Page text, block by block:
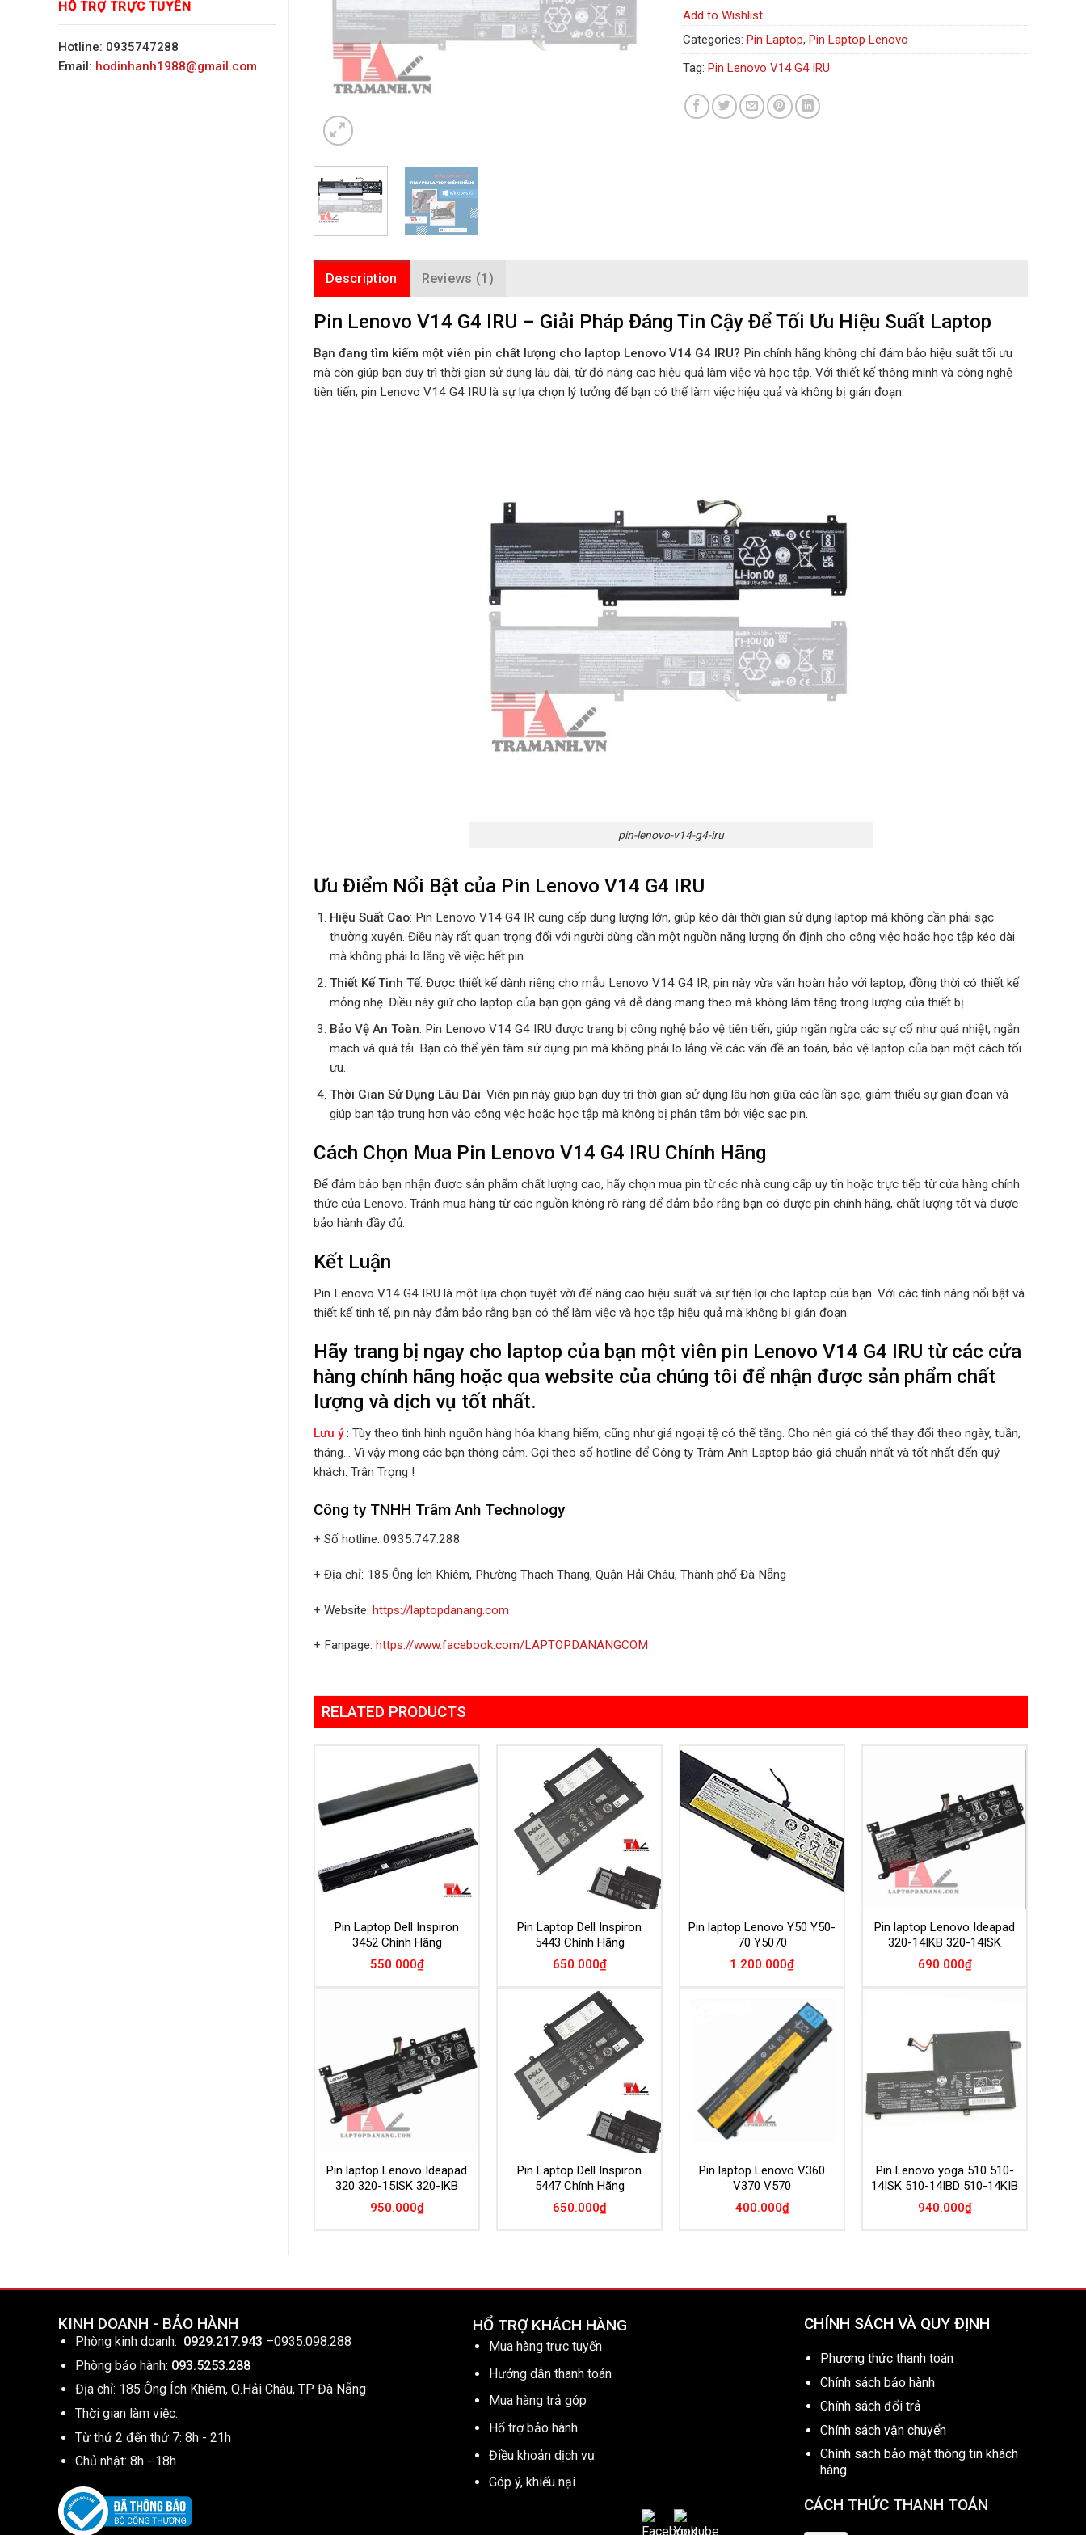
HỖ TRỢ TRỰC TUYẾN
Hotline: 0935747288
Email: hodinhanh1988@gmail.com
Add to Wishlist
Categories: Pin Laptop, Pin Laptop Lenovo
Tag: Pin Lenovo V14 G4 IRU
Description Reviews (1)
Pin Lenovo V14 G4 IRU – Giải Pháp Đáng Tin Cậy Để Tối Ưu Hiệu Suất Laptop
Bạn đang tìm kiếm một viên pin chất lượng cho laptop Lenovo V14 G4 IRU? Pin chính hãng không chỉ đảm bảo hiệu suất tối ưu
mà còn giúp bạn duy trì thời gian sử dụng lâu dài, từ đó nâng cao hiệu quả làm việc và học tập. Với thiết kế thông minh và công nghệ
tiên tiến, pin Lenovo V14 G4 IRU là sự lựa chọn lý tưởng để bạn có thể làm việc hiệu quả và không bị gián đoạn.
pin-lenovo-v14-g4-iru
Ưu Điểm Nổi Bật của Pin Lenovo V14 G4 IRU
Hiệu Suất Cao: Pin Lenovo V14 G4 IR cung cấp dung lượng lớn, giúp kéo dài thời gian sử dụng laptop mà không cần phải sạc
thường xuyên. Điều này rất quan trọng đối với người dùng cần một nguồn năng lượng ổn định cho công việc hoặc học tập kéo dài
mà không phải lo lắng về việc hết pin.
Thiết Kế Tinh Tế: Được thiết kế dành riêng cho mẫu Lenovo V14 G4 IR, pin này vừa vặn hoàn hảo với laptop, đồng thời có thiết kế
mỏng nhẹ. Điều này giữ cho laptop của bạn gọn gàng và dễ dàng mang theo mà không làm tăng trọng lượng của thiết bị.
Bảo Vệ An Toàn: Pin Lenovo V14 G4 IRU được trang bị công nghệ bảo vệ tiên tiến, giúp ngăn ngừa các sự cố như quá nhiệt, ngắn
mạch và quá tải. Bạn có thể yên tâm sử dụng pin mà không phải lo lắng về các vấn đề an toàn, bảo vệ laptop của bạn một cách tối
ưu.
Thời Gian Sử Dụng Lâu Dài: Viên pin này giúp bạn duy trì thời gian sử dụng lâu hơn giữa các lần sạc, giảm thiểu sự gián đoạn và
giúp bạn tập trung hơn vào công việc hoặc học tập mà không bị phân tâm bởi việc sạc pin.
Cách Chọn Mua Pin Lenovo V14 G4 IRU Chính Hãng
Để đảm bảo bạn nhận được sản phẩm chất lượng cao, hãy chọn mua pin từ các nhà cung cấp uy tín hoặc trực tiếp từ cửa hàng chính
thức của Lenovo. Tránh mua hàng từ các nguồn không rõ ràng để đảm bảo rằng bạn có được pin chính hãng, chất lượng tốt và được
bảo hành đầy đủ.
Kết Luận
Pin Lenovo V14 G4 IRU là một lựa chọn tuyệt vời để nâng cao hiệu suất và sự tiện lợi cho laptop của bạn. Với các tính năng nổi bật và
thiết kế tinh tế, pin này đảm bảo rằng bạn có thể làm việc và học tập hiệu quả mà không bị gián đoạn.
Hãy trang bị ngay cho laptop của bạn một viên pin Lenovo V14 G4 IRU từ các cửa
hàng chính hãng hoặc qua website của chúng tôi để nhận được sản phẩm chất
lượng và dịch vụ tốt nhất.
Lưu ý : Tùy theo tình hình nguồn hàng hóa khang hiếm, cũng như giá ngoại tệ có thế tăng. Cho nên giá có thể thay đổi theo ngày, tuần,
tháng… Vì vậy mong các bạn thông cảm. Gọi theo số hotline để Công ty Trâm Anh Laptop báo giá chuẩn nhất và tốt nhất đến quý
khách. Trân Trọng !
Công ty TNHH Trâm Anh Technology
+ Số hotline: 0935.747.288
+ Địa chỉ: 185 Ông Ích Khiêm, Phường Thạch Thang, Quận Hải Châu, Thành phố Đà Nẵng
+ Website: https://laptopdanang.com
+ Fanpage: https://www.facebook.com/LAPTOPDANANGCOM
RELATED PRODUCTS
Add to
Pin Laptop Dell Inspiron
3452 Chính Hãng
550.000₫
Add to
Wishlist
Pin Laptop Dell Inspiron
5443 Chính Hãng
650.000₫
Pin laptop Lenovo Y50 Y50-
70 Y5070
1.200.000₫
Add to
Wishlist
Pin laptop Lenovo Ideapad
320-14IKB 320-14ISK
690.000₫
Add to
Wishlist
Pin laptop Lenovo Ideapad
320 320-15ISK 320-IKB
950.000₫
Add to
Wishlist
Pin Laptop Dell Inspiron
5447 Chính Hãng
650.000₫
Add to
Wishlist
Pin laptop Lenovo V360
V370 V570
400.000₫
Add to
Wishlist
Pin Lenovo yoga 510 510-
14ISK 510-14IBD 510-14KIB
940.000₫
KINH DOANH - BẢO HÀNH
Phòng kinh doanh: 0929.217.943 –0935.098.288
Phòng bảo hành: 093.5253.288
Địa chỉ: 185 Ông Ích Khiêm, Q.Hải Châu, TP Đà Nẵng
Thời gian làm việc:
Từ thứ 2 đến thứ 7: 8h - 21h
Chủ nhật: 8h - 18h
HỔ TRỢ KHÁCH HÀNG
Mua hàng trực tuyến
Hướng dẫn thanh toán
Mua hàng trả góp
Hổ trợ bảo hành
Điều khoản dịch vụ
Góp ý, khiếu nại
CHÍNH SÁCH VÀ QUY ĐỊNH
Phương thức thanh toán
Chính sách bảo hành
Chính sách đổi trả
Chính sách vận chuyển
Chính sách bảo mật thông tin khách
hàng
CÁCH THỨC THANH TOÁN